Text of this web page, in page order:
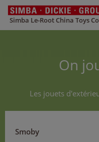
Simba Le-Root China Toys
On
Les jouets
Smoby